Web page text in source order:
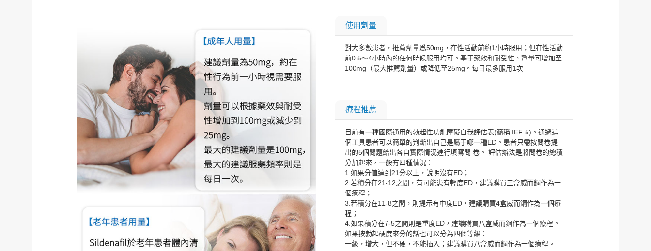
使用劑量
對大多數患者，推薦劑量爲50mg，在性活動前約1小時服用；但在性活動
前0.5～4小時內的任何時候服用均可。基于藥效和耐受性，劑量可增加至
100mg（最大推薦劑量）或降低至25mg。每日最多服用1次
療程推薦
目前有一種國際通用的勃起性功能障礙自我評估表(簡稱IIEF-5)。通過這
個工具患者可以簡單的判斷出自己是屬于哪一種ED。患者只需按問卷提
出的5個問題給出各自實際情況進行填寫問 卷。 評估辦法是將問卷的總積
分加起來，一般有四種情況：
1.如果分值達到21分以上，說明沒有ED；
2.若積分在21-12之間，有可能患有輕度ED，建議購買三盒威而鋼作為一
個療程；
3.若積分在11-8之間，則提示有中度ED，建議購買4盒威而鋼作為一個療
程；
4.如果積分在7-5之間則是重度ED，建議購買八盒威而鋼作為一個療程。
如果按勃起硬度來分的話也可以分為四個等級：
一級，增大，但不硬，不能插入；建議購買八盒威而鋼作為一個療程。